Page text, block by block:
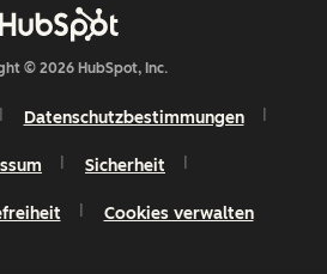
© 2026 HubSpot, Inc.
Datenschutzbestimmungen
Sicherheit
Cookies verwalten